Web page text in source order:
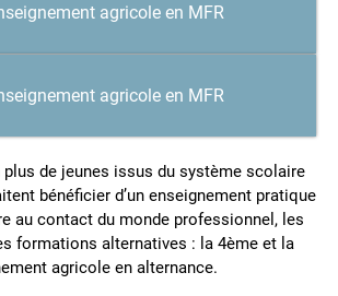
agricole en MFR
agricole en MFR
plus de jeunes issus du système scolaire
bénéficier d’un enseignement pratique
au contact du monde professionnel, les
formations alternatives : la 4ème et la
agricole en alternance.